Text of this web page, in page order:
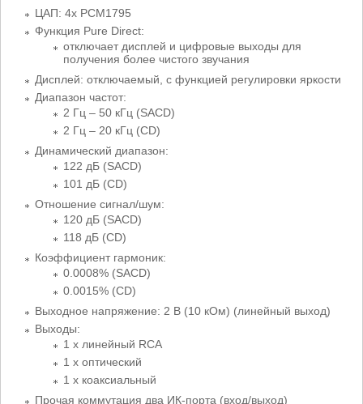
ЦАП: 4x PCM1795
Функция Pure Direct:
отключает дисплей и цифровые выходы для
получения более чистого звучания
Дисплей: отключаемый, с функцией регулировки яркости
Диапазон частот:
2 Гц – 50 кГц (SACD)
2 Гц – 20 кГц (CD)
Динамический диапазон:
122 дБ (SACD)
101 дБ (CD)
Отношение сигнал/шум:
120 дБ (SACD)
118 дБ (CD)
Коэффициент гармоник:
0.0008% (SACD)
0.0015% (CD)
Выходное напряжение: 2 В (10 кОм) (линейный выход)
Выходы:
1 x линейный RCA
1 x оптический
1 x коаксиальный
Прочая коммутация два ИК-порта (вход/выход)